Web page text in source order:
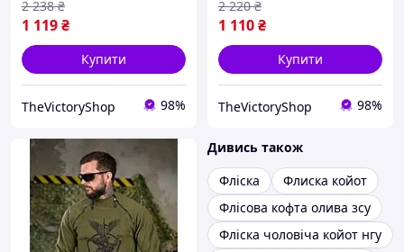
1 119₴
2 238 ₴
Купити
TheVictoryShop 98%
frocgs
1 110₴
2 220 ₴
Купити
TheVictoryShop 98%
Дивись також
Фліска
Флиска койот
Флісова кофта олива зсу
Фліска чоловіча койот нгу